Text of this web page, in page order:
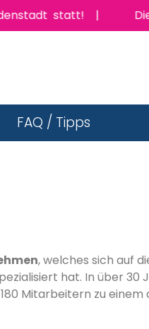
statt! | Die
FAQ / Tipps
, welches sich auf
hat. In über 30
Mitarbeitern zu einem